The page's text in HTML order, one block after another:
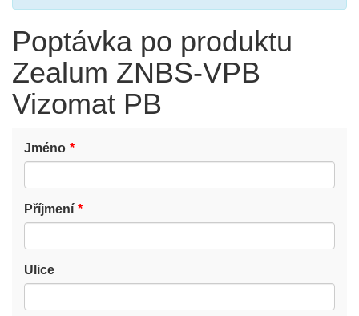
Poptávka po produktu
Zealum ZNBS-VPB
Vizomat PB
Jméno
Příjmení
Ulice